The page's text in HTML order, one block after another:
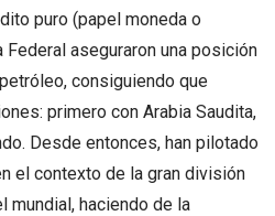
puro (papel moneda o
aseguraron una posición
consiguiendo que
primero con Arabia Saudita,
Desde entonces, han pilotado
el contexto de la gran división
mundial, haciendo de la